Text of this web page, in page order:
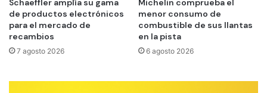
Schaeffler amplía su gama
de productos electrónicos
para el mercado de
recambios
7 agosto 2026
Michelin comprueba el
menor consumo de
combustible de sus llantas
en la pista
6 agosto 2026